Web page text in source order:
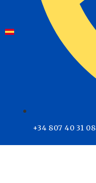
+34 807 40 31 08